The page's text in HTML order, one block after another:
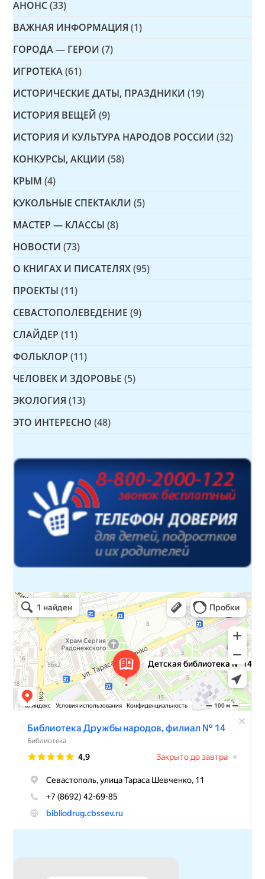
АНОНС (33)
ВАЖНАЯ ИНФОРМАЦИЯ (1)
ГОРОДА — ГЕРОИ (7)
ИГРОТЕКА (61)
ИСТОРИЧЕСКИЕ ДАТЫ, ПРАЗДНИКИ (19)
ИСТОРИЯ ВЕЩЕЙ (9)
ИСТОРИЯ И КУЛЬТУРА НАРОДОВ РОССИИ (32)
КОНКУРСЫ, АКЦИИ (58)
КРЫМ (4)
КУКОЛЬНЫЕ СПЕКТАКЛИ (5)
МАСТЕР — КЛАССЫ (8)
НОВОСТИ (73)
О КНИГАХ И ПИСАТЕЛЯХ (95)
ПРОЕКТЫ (11)
СЕВАСТОПОЛЕВЕДЕНИЕ (9)
СЛАЙДЕР (11)
ФОЛЬКЛОР (11)
ЧЕЛОВЕК И ЗДОРОВЬЕ (5)
ЭКОЛОГИЯ (13)
ЭТО ИНТЕРЕСНО (48)
Детская библиотека № 14 Дружбы народов
Библиотека в Севастополе